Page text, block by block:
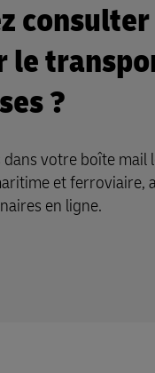
le
?
dans votre boîte
et ferroviaire,
en ligne.